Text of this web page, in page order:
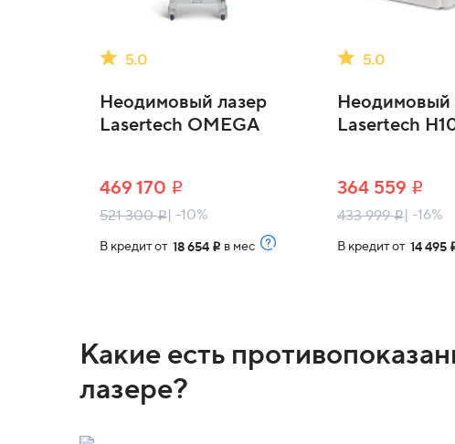
5.0
Неодимовый лазер
Lasertech OMEGA
469 170 i
521 300i| -10%
В кредит от 18 654 i в мес
5.0
Неодимовый
Lasertech
364 559 i
433 999i| -16%
В кредит от 14 495
Какие есть
лазере?